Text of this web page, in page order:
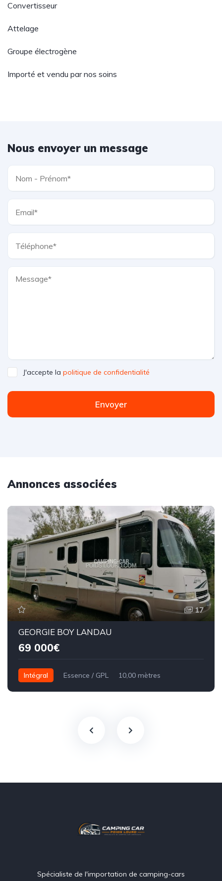
Convertisseur
Attelage
Groupe électrogène
Importé et vendu par nos soins
Nous envoyer un message
J'accepte la politique de confidentialité
Envoyer
Annonces associées
17
GEORGIE BOY LANDAU
69 000€
Intégral Essence / GPL 10,00 mètres
Spécialiste de l'importation de camping-cars